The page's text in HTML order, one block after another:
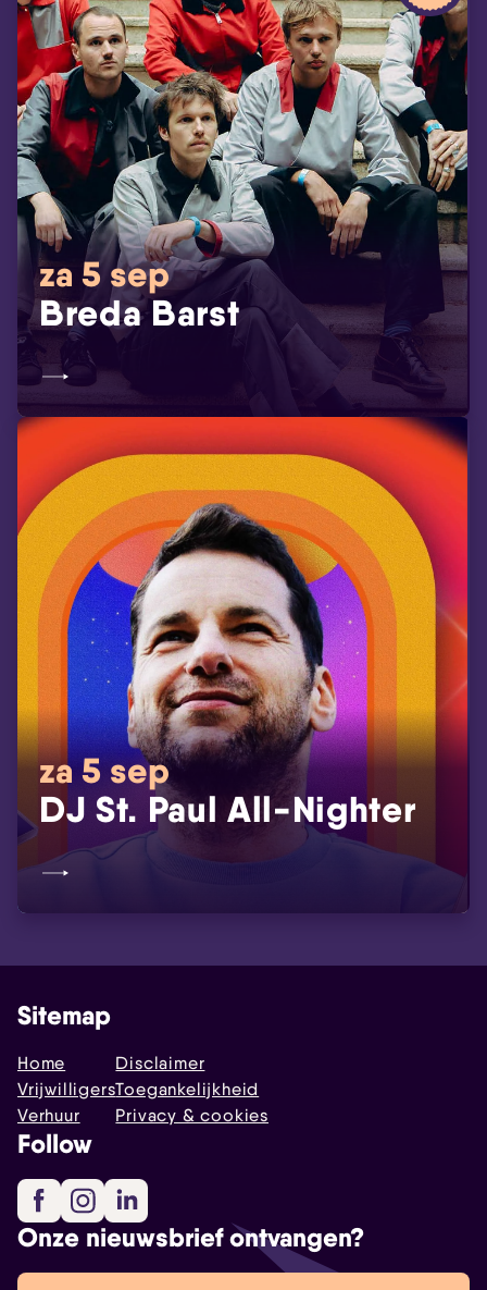
za 5 sep
Breda Barst
za 5 sep
DJ St. Paul All-Nighter
Sitemap
Home
Vrijwilligers
Verhuur
Disclaimer
Toegankelijkheid
Privacy & cookies
Follow
FacebookInstagram
Onze nieuwsbrief ontvangen?